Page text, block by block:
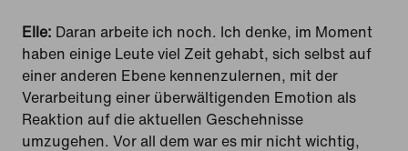
Elle: Daran arbeite ich noch. Ich denke, im Moment
haben einige Leute viel Zeit gehabt, sich selbst auf
einer anderen Ebene kennenzulernen, mit der
Verarbeitung einer überwältigenden Emotion als
Reaktion auf die aktuellen Geschehnisse
umzugehen. Vor all dem war es mir nicht wichtig,